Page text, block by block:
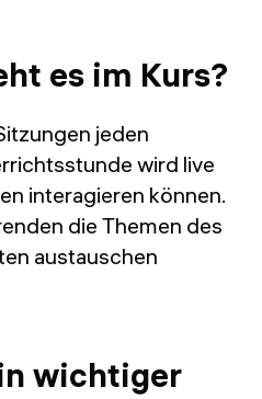
es im Kurs?
jeden
wird live
interagieren können.
die Themen des
austauschen
wichtiger